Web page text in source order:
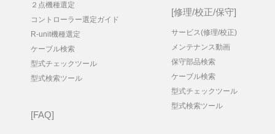
２点機種選定
コントローラー選定ガイド
R-unit機種選定
ケーブル検索
型式チェックツール
型式検索ツール
FAQ
修理/校正/保守
サービス(修理/校正)
メンテナンス動画
保守部品検索
ケーブル検索
型式チェックツール
型式検索ツール